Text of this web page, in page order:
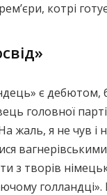
котрі
є дебютом,
головної
жаль, я не чув
з творів